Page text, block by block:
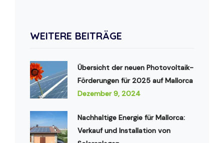
WEITERE BEITRÄGE
Übersicht der neuen Photovoltaik-
Förderungen für 2025 auf Mallorca
Dezember 9, 2024
Nachhaltige Energie für Mallorca:
Verkauf und Installation von